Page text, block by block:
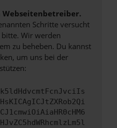
Webseitenbetreiber.
Schritte versucht
Wir werden
zu beheben. Du kannst
um uns bei der